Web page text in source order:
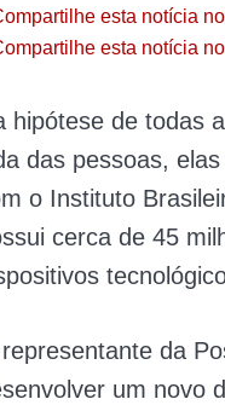
esta notícia
esta notícia
hipótese de todas
das pessoas,
o Instituto
cerca de 45
da
um novo